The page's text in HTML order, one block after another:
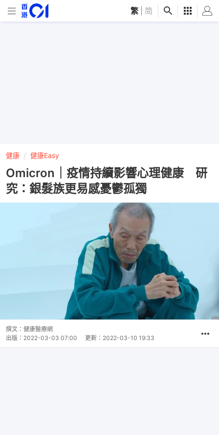
繁 简
健康 健康Easy
Omicron｜疫情持續影響心理健康 研
究：銀髮族更易感憂鬱孤獨
撰文： 健康醫療網
出版： 2022-03-03 07:00 更新： 2022-03-10 19:33